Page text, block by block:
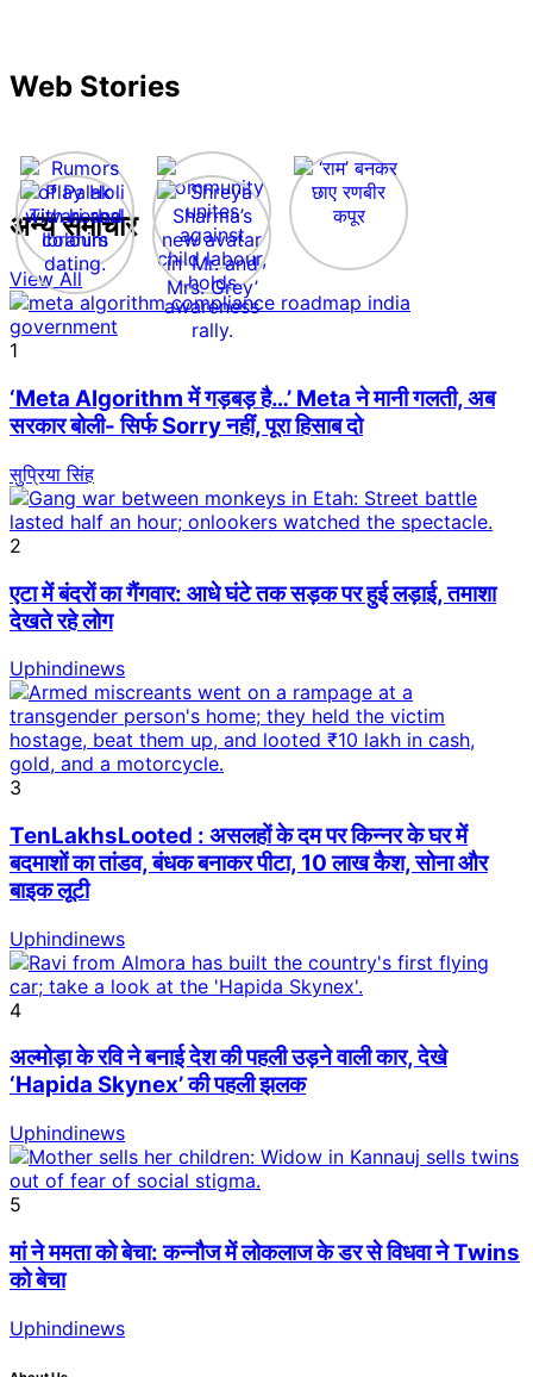
Web Stories
अन्य समाचार
View All
1
‘Meta Algorithm में गड़बड़ है…’ Meta ने मानी गलती, अब
सरकार बोली- सिर्फ Sorry नहीं, पूरा हिसाब दो
सुप्रिया सिंह
2
एटा में बंदरों का गैंगवार: आधे घंटे तक सड़क पर हुई लड़ाई, तमाशा
देखते रहे लोग
Uphindinews
3
TenLakhsLooted : असलहों के दम पर किन्नर के घर में
बदमाशों का तांडव, बंधक बनाकर पीटा, 10 लाख कैश, सोना और
बाइक लूटी
Uphindinews
4
अल्मोड़ा के रवि ने बनाई देश की पहली उड़ने वाली कार, देखे
‘Hapida Skynex’ की पहली झलक
Uphindinews
5
मां ने ममता को बेचा: कन्नौज में लोकलाज के डर से विधवा ने Twins
को बेचा
Uphindinews